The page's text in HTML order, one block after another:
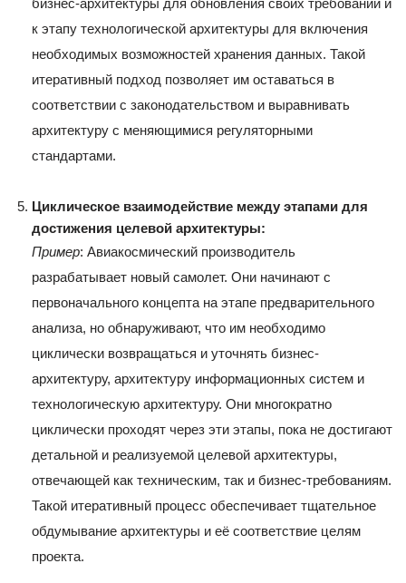
бизнес-архитектуры для обновления своих требований и
к этапу технологической архитектуры для включения
необходимых возможностей хранения данных. Такой
итеративный подход позволяет им оставаться в
соответствии с законодательством и выравнивать
архитектуру с меняющимися регуляторными
стандартами.
Циклическое взаимодействие между этапами для
достижения целевой архитектуры:
Пример: Авиакосмический производитель
разрабатывает новый самолет. Они начинают с
первоначального концепта на этапе предварительного
анализа, но обнаруживают, что им необходимо
циклически возвращаться и уточнять бизнес-
архитектуру, архитектуру информационных систем и
технологическую архитектуру. Они многократно
циклически проходят через эти этапы, пока не достигают
детальной и реализуемой целевой архитектуры,
отвечающей как техническим, так и бизнес-требованиям.
Такой итеративный процесс обеспечивает тщательное
обдумывание архитектуры и её соответствие целям
проекта.